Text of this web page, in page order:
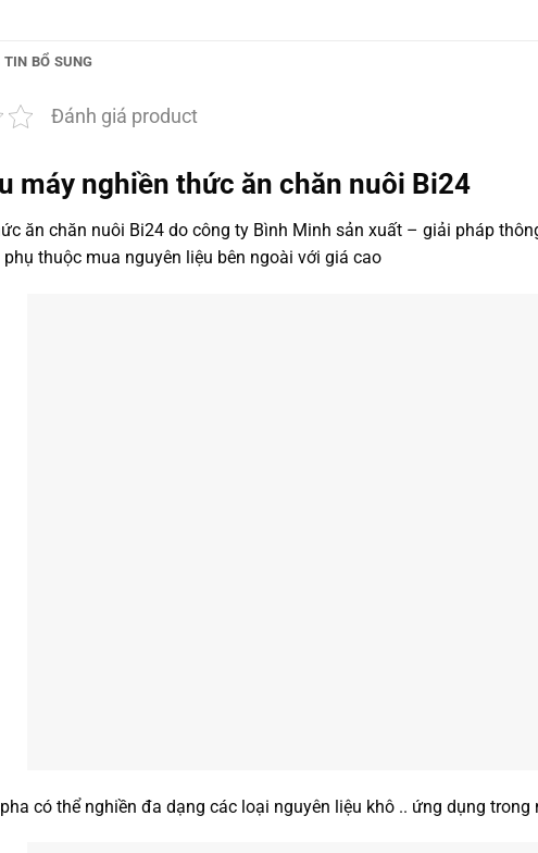
TIN BỔ SUNG
Đánh giá product
máy nghiền thức ăn chăn nuôi Bi24
ăn chăn nuôi Bi24 do công ty Bình Minh sản xuất – giải pháp
thuộc mua nguyên liệu bên ngoài với giá cao
có thể nghiền đa dạng các loại nguyên liệu khô .. ứng dụng trong